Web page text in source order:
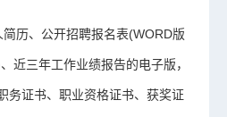
历、公开招聘报名表(WORD版
近三年工作业绩报告的电子版，
务证书、职业资格证书、获奖证